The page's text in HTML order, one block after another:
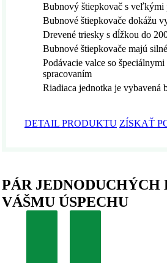
Bubnový štiepkovač s veľkými
Bubnové štiepkovače dokážu
Drevené triesky s dĺžkou do
Bubnové štiepkovače majú
Podávacie valce so
spracovaním
Riadiaca jednotka je vybavená
DETAIL PRODUKTU ZÍSKAŤ
PÁR
VÁŠMU ÚSPECHU